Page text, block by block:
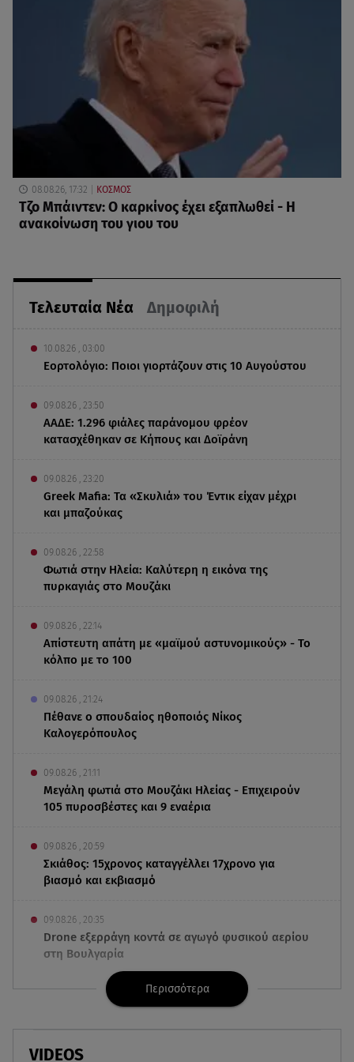
Τελευταία Νέα Δημοφιλή
10.08.26 , 03:00
Εορτολόγιο: Ποιοι γιορτάζουν στις 10 Αυγούστου
09.08.26 , 23:50
ΑΑΔΕ: 1.296 φιάλες παράνομου φρέον
κατασχέθηκαν σε Κήπους και Δοϊράνη
09.08.26 , 23:20
Greek Mafia: Τα «Σκυλιά» του Έντικ είχαν μέχρι
και μπαζούκας
09.08.26 , 22:58
Φωτιά στην Ηλεία: Καλύτερη η εικόνα της
πυρκαγιάς στο Μουζάκι
09.08.26 , 22:14
Απίστευτη απάτη με «μαϊμού αστυνομικούς» - Το
κόλπο με το 100
09.08.26 , 21:24
Πέθανε ο σπουδαίος ηθοποιός Νίκος
Καλογερόπουλος
09.08.26 , 21:11
Μεγάλη φωτιά στο Μουζάκι Ηλείας - Επιχειρούν
105 πυροσβέστες και 9 εναέρια
09.08.26 , 20:59
Σκιάθος: 15χρονος καταγγέλλει 17χρονο για
βιασμό και εκβιασμό
09.08.26 , 20:35
Drone εξερράγη κοντά σε αγωγό φυσικού αερίου
στη Βουλγαρία
09.08.26 , 20:29
«Ισλαμικό ΝΑΤΟ»: Τι σημαίνει η νέα συμμαχία για
την Ελλάδα
Περισσότερα
VIDEOS
08.08.26, 17:32 ΚΟΣΜΟΣ
Τζο Μπάιντεν: Ο καρκίνος έχει εξαπλωθεί - Η
ανακοίνωση του γιου του